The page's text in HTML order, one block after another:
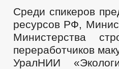
Среди спикеров
ресурсов РФ,
Министерства
переработчиков
УралНИИ